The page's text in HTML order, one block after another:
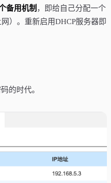
备用机制 ，即给自己分配一个
网）。重新启用DHCP服务器即
的时代。